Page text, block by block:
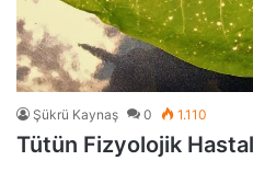
Şükrü Kaynaş 0 1.110
Tütün Fizyolojik